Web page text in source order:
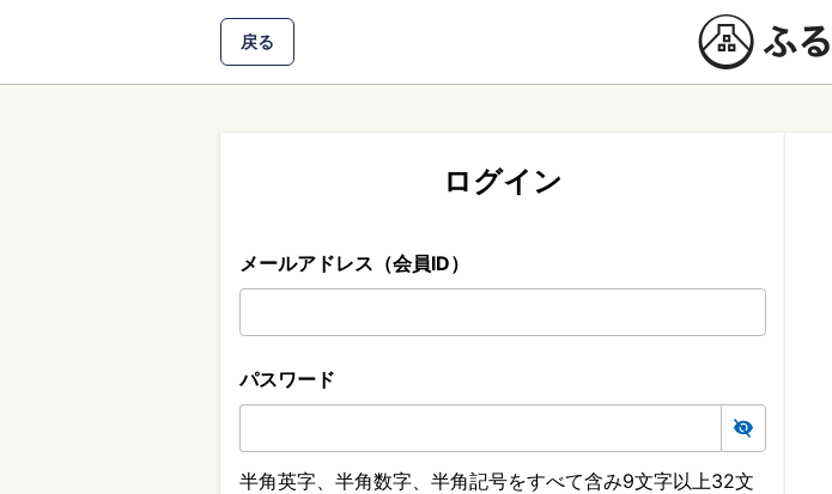
戻る
ログイン
メールアドレス（会員ID）
パスワード
半角英字、半角数字、半角記号をすべて含み9文字以上32文